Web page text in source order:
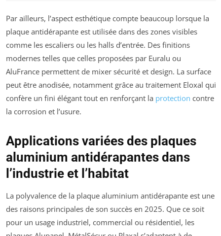
Par ailleurs, l’aspect esthétique compte beaucoup lorsque la
plaque antidérapante est utilisée dans des zones visibles
comme les escaliers ou les halls d’entrée. Des finitions
modernes telles que celles proposées par Euralu ou
AluFrance permettent de mixer sécurité et design. La surface
peut être anodisée, notamment grâce au traitement Eloxal qui
confère un fini élégant tout en renforçant la protection contre
la corrosion et l’usure.
Applications variées des plaques
aluminium antidérapantes dans
l’industrie et l’habitat
La polyvalence de la plaque aluminium antidérapante est une
des raisons principales de son succès en 2025. Que ce soit
pour un usage industriel, commercial ou résidentiel, les